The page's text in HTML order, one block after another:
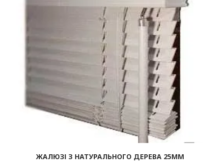
ЖАЛЮЗІ З НАТУРАЛЬНОГО ДЕРЕВА 25ММ